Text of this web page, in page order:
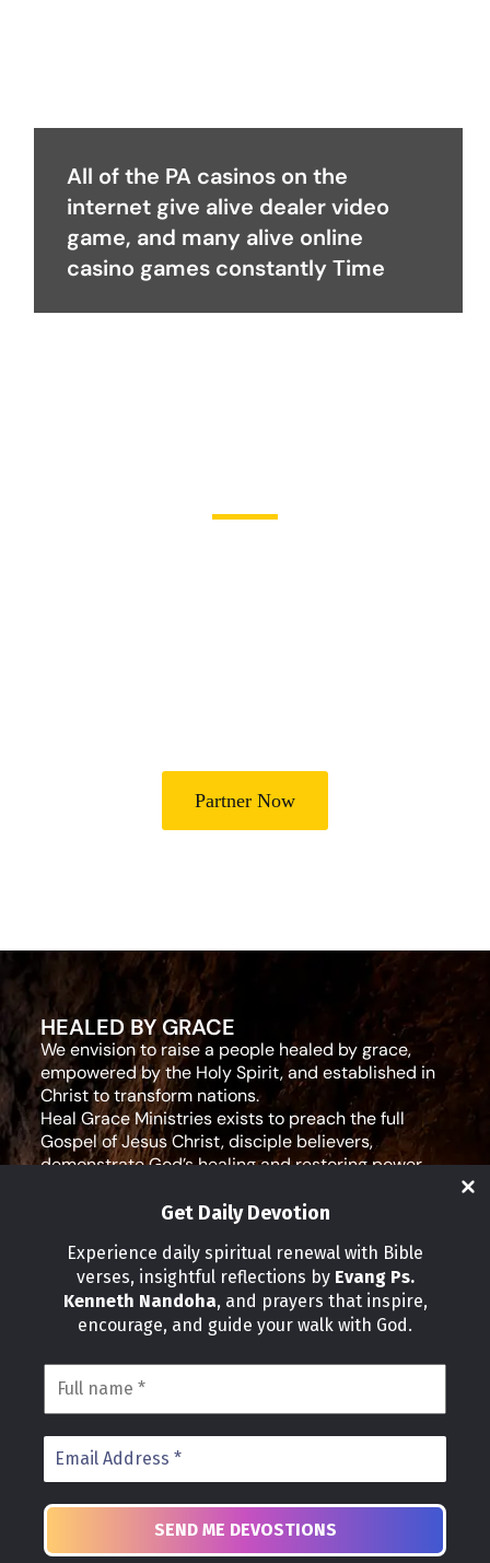
Get Daily Devotion
Experience daily spiritual renewal with Bible
verses, insightful reflections by Evang Ps.
Kenneth Nandoha, and prayers that inspire,
encourage, and guide your walk with God.
All of the PA casinos on the
internet give alive dealer video
game, and many alive online
casino games constantly Time
Partner Now
HEALED BY GRACE
We envision to raise a people healed by grace,
empowered by the Holy Spirit, and established in
Christ to transform nations.
Heal Grace Ministries exists to preach the full
Gospel of Jesus Christ, disciple believers,
demonstrate God’s healing and restoring power,
IMPORTANT LINKS
Our Partners
About Us
Volunteer
News
CONTACT INFO
Address:
Phone:
+25 678 776 7786
Email: